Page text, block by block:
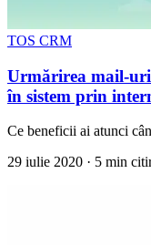
TOS CRM
Urmărirea mail-
în sistem prin
Ce beneficii ai atunci
29 iulie 2020 · 5 min